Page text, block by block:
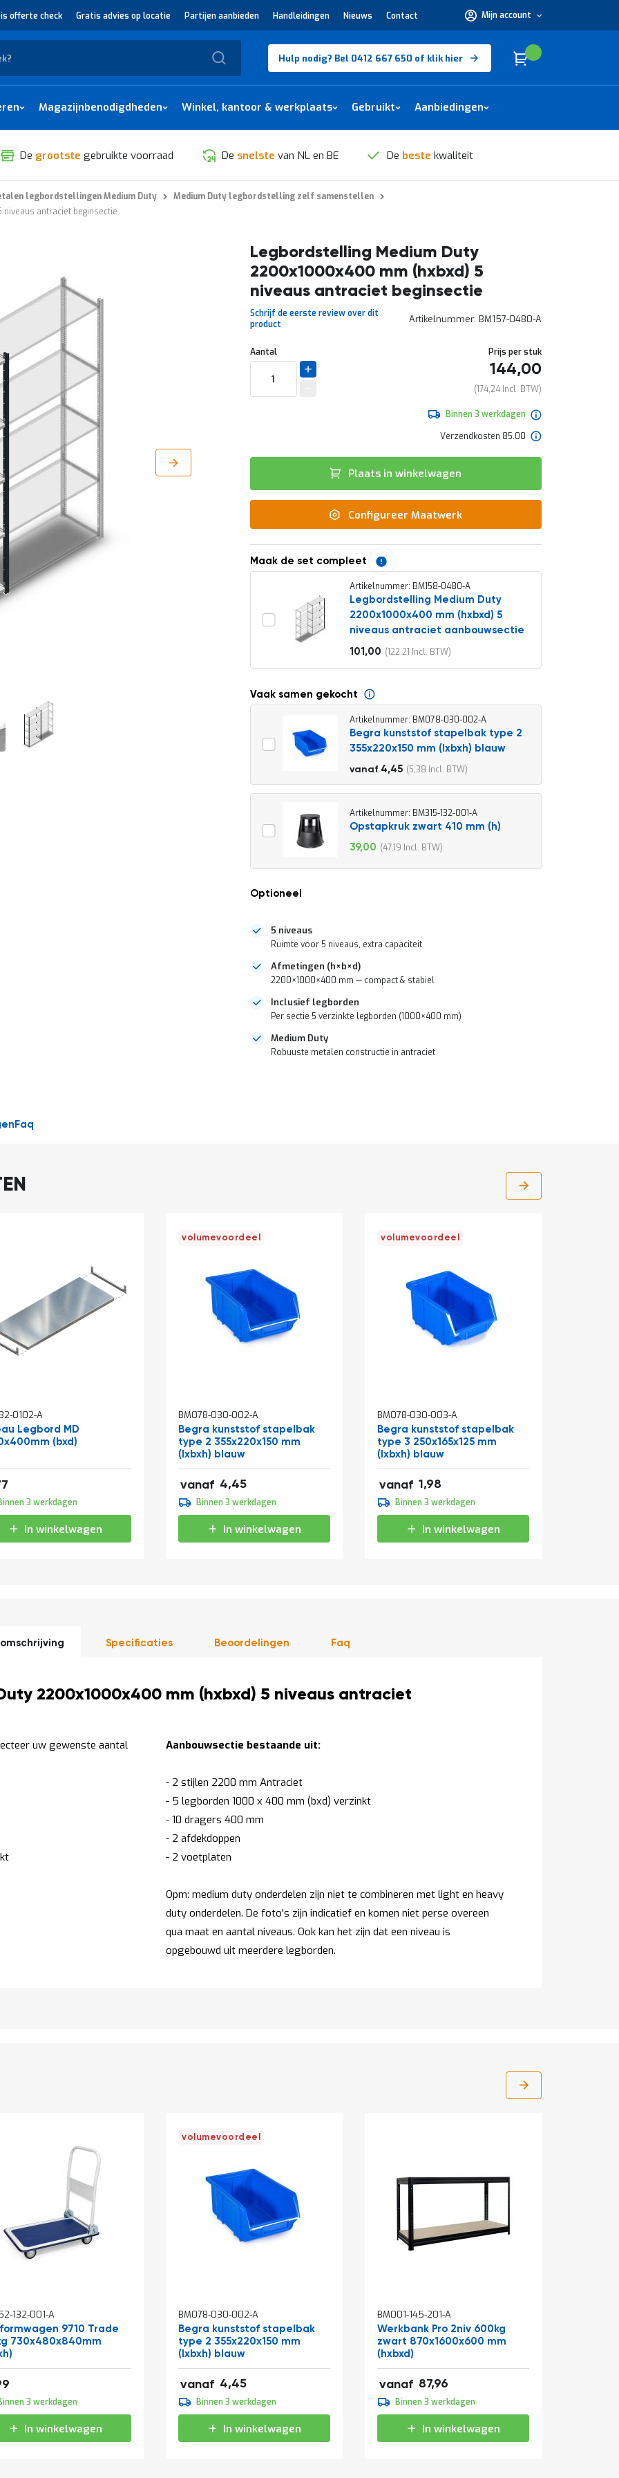
offerte check Gratis advies op locatie Partijen aanbieden Handleidingen Nieuws Contact Mijn account
nodig?
Hulp nodig? Bel 0412 667 650 of klik hier Winkelwagen
Cart
Magazijnbenodigdheden Winkel, kantoor & werkplaats Gebruikt Aanbiedingen
De grootste gebruikte voorraad De snelste van NL en BE De beste kwaliteit
legbordstellingen Medium Duty
Medium Duty legbordstelling zelf samenstellen
antraciet beginsectie
Legbordstelling Medium Duty
2200x1000x400 mm (hxbxd) 5
niveaus antraciet beginsectie
Schrijf de eerste review over dit
product
Artikelnummer BM157-0480-A
Uw
aanpassing
DIRECT
LEVERBAAR
Aantal Prijs per stuk
144,00
174,24
Binnen 3 werkdagen
Verzendkosten 85.00
Plaats in winkelwagen
Configureer Maatwerk
Maak de set compleet
Artikelnummer: BM158-0480-A
Legbordstelling Medium Duty
2200x1000x400 mm (hxbxd) 5
niveaus antraciet aanbouwsectie
Vanaf
101,00 122,21
Vaak samen gekocht
Artikelnummer: BM078-030-002-A
Begra kunststof stapelbak type 2
355x220x150 mm (lxbxh) blauw
vanaf 4,45 5,38
4,95
5,99
Artikelnummer: BM315-132-001-A
Opstapkruk zwart 410 mm (h)
Speciale
39,00 47,19
Optioneel
5 niveaus
Ruimte voor 5 niveaus, extra capaciteit
Afmetingen (h×b×d)
2200×1000×400 mm — compact & stabiel
Inclusief legborden
Per sectie 5 verzinkte legborden (1000×400 mm)
Medium Duty
Robuuste metalen constructie in antraciet
Faq
0102-A
Legbord MD
(bxd)
3 werkdagen
In winkelwagen
volumevoordeel
BM078-030-002-A
Begra kunststof stapelbak
type 2 355x220x150 mm
(lxbxh) blauw
vanaf 4,45
5,38
4,95
5,99Binnen 3 werkdagen
In winkelwagen
volumevoordeel
BM078-030-003-A
Begra kunststof stapelbak
type 3 250x165x125 mm
(lxbxh) blauw
vanaf 1,98
2,40
2,20
2,66Binnen 3 werkdagen
In winkelwagen
2200x1000x400 mm (hxbxd) 5 niveaus antraciet
uw gewenste aantal
Aanbouwsectie bestaande uit:
- 2 stijlen 2200 mm Antraciet
- 5 legborden 1000 x 400 mm (bxd) verzinkt
- 10 dragers 400 mm
- 2 afdekdoppen
- 2 voetplaten
Opm: medium duty onderdelen zijn niet te combineren met light en heavy
duty onderdelen. De foto's zijn indicatief en komen niet perse overeen
qua maat en aantal niveaus. Ook kan het zijn dat een niveau is
opgebouwd uit meerdere legborden.
Specificaties Beoordelingen Faq
132-001-A
9710 Trade
730x480x840mm
3 werkdagen
In winkelwagen
volumevoordeel
BM078-030-002-A
Begra kunststof stapelbak
type 2 355x220x150 mm
(lxbxh) blauw
vanaf 4,45
5,38
4,95
5,99
winkelwagen
Binnen 3 werkdagen
In winkelwagen
BM001-145-201-A
Werkbank Pro 2niv 600kg
zwart 870x1600x600 mm
(hxbxd)
vanaf 87,96
106,43
109,95
133,04
winkelwagen
Binnen 3 werkdagen
In winkelwagen